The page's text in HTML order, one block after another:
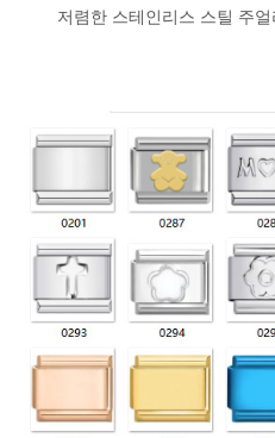
저렴한 스테인리스 스틸 주얼